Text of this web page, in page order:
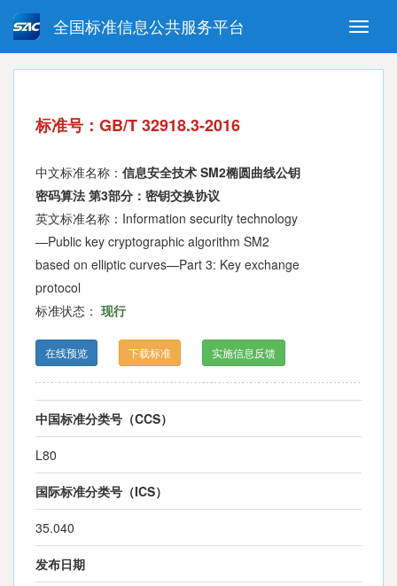
Toggle
全国标准信息公共服务平台
强制性国家标准 推荐性国家标准
指导性技术文件 (National standards in foreign
标准号：GB/T 32918.3-2016
中文标准名称： 信息安全技术 SM2椭圆曲线公钥
密码算法 第3部分：密钥交换协议
英文标准名称：Information security technology
—Public key cryptographic algorithm SM2
based on elliptic curves—Part 3: Key exchange
protocol
标准状态： 现行
在线预览 下载标准 实施信息反馈
中国标准分类号（CCS）
L80
国际标准分类号（ICS）
35.040
发布日期